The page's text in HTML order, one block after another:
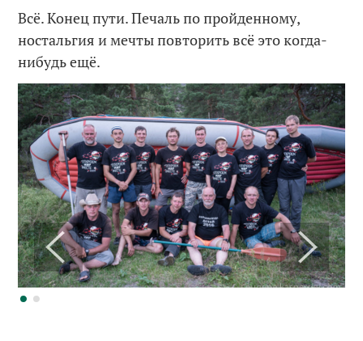
Всё. Конец пути. Печаль по пройденному,
ностальгия и мечты повторить всё это когда-
нибудь ещё.